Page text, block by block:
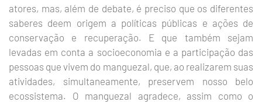
atores, mas, além de debate, é preciso que os diferentes
saberes deem origem a políticas públicas e ações de
conservação e recuperação. E que também sejam
levadas em conta a socioeconomia e a participação das
pessoas que vivem do manguezal, que, ao realizarem suas
atividades, simultaneamente, preservem nosso belo
ecossistema. O manguezal agradece, assim como o